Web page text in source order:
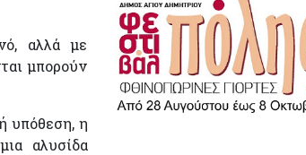
αλλά με
μπορούν
υπόθεση, η
αλυσίδα